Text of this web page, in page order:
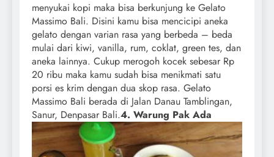
menyukai kopi maka bisa berkunjung ke Gelato
Massimo Bali. Disini kamu bisa mencicipi aneka
gelato dengan varian rasa yang berbeda – beda
mulai dari kiwi, vanilla, rum, coklat, green tes, dan
aneka lainnya. Cukup merogoh kocek sebesar Rp
20 ribu maka kamu sudah bisa menikmati satu
porsi es krim dengan dua skop rasa. Gelato
Massimo Bali berada di Jalan Danau Tamblingan,
Sanur, Denpasar Bali.4. Warung Pak Ada